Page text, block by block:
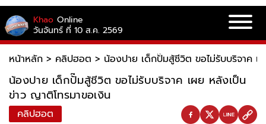
Khao Online
วันจันทร์ ที่ 10 ส.ค. 2569
หน้าหลัก > คลิปฮอต > น้องปาย เด็กปั๊มสู้ชีวิต ขอไม่รับบริจาค เ
น้องปาย เด็กปั๊มสู้ชีวิต ขอไม่รับบริจาค เผย หลังเป็น
ข่าว ญาติโทรมาขอเงิน
คลิปฮอต